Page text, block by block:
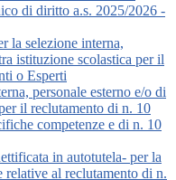
di diritto a.s. 2025/2026 -
la selezione interna,
istituzione scolastica per il
o Esperti
personale esterno e/o di
il reclutamento di n. 10
competenze e di n. 10
in autotutela- per la
relative al reclutamento di n.